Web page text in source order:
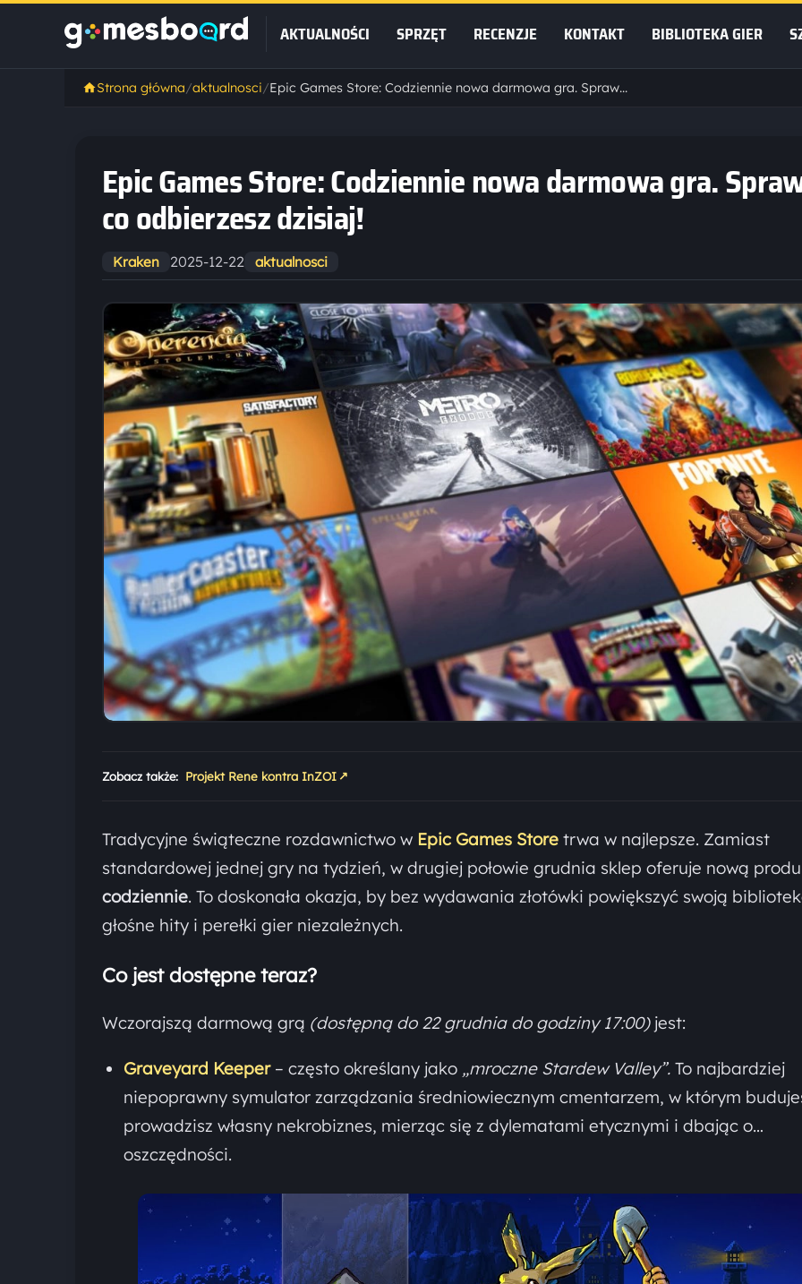
AKTUALNOŚCI SPRZĘT RECENZJE KONTAKT BIBLIOTEKA GIER
Strona główna/aktualnosci/ Epic Games Store: Codziennie nowa darmowa gra. Sprawdź, co odbierzesz dzisiaj!
Epic Games Store: Codziennie nowa darmowa gra.
co odbierzesz dzisiaj!
Kraken 2025-12-22 aktualnosci
Zobacz także: Projekt Rene kontra InZOI ↗
Tradycyjne świąteczne rozdawnictwo w Epic Games Store trwa w najlepsze. Zamiast
standardowej jednej gry na tydzień, w drugiej połowie grudnia sklep oferuje nową
codziennie. To doskonała okazja, by bez wydawania złotówki powiększyć swoją
głośne hity i perełki gier niezależnych.
Co jest dostępne teraz?
Wczorajszą darmową grą (dostępną do 22 grudnia do godziny 17:00)jest:
Graveyard Keeper– często określany jako „mroczne Stardew Valley”. To najbardziej
niepoprawny symulator zarządzania średniowiecznym cmentarzem, w którym
prowadzisz własny nekrobiznes, mierząc się z dylematami etycznymi i dbając o…
oszczędności.